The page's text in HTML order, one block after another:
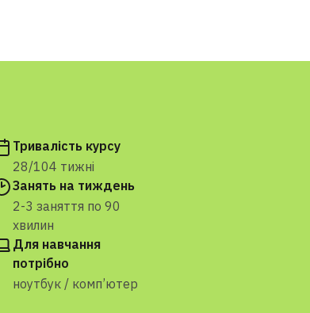
Тривалість курсу
28/104 тижні
Занять на тиждень
2-3 заняття по 90
хвилин
Для навчання
потрібно
ноутбук / комп’ютер